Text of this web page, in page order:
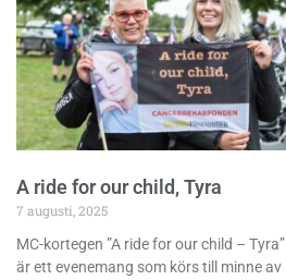
A ride for our child, Tyra
7 augusti, 2025
MC-kortegen ”A ride for our child – Tyra”
är ett evenemang som körs till minne av